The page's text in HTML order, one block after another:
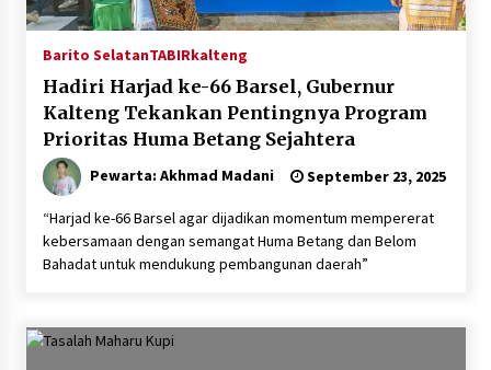
Barito SelatanTABIRkalteng
Hadiri Harjad ke-66 Barsel, Gubernur
Kalteng Tekankan Pentingnya Program
Prioritas Huma Betang Sejahtera
Pewarta: Akhmad Madani September 23, 2025
“Harjad ke-66 Barsel agar dijadikan momentum mempererat
kebersamaan dengan semangat Huma Betang dan Belom
Bahadat untuk mendukung pembangunan daerah”